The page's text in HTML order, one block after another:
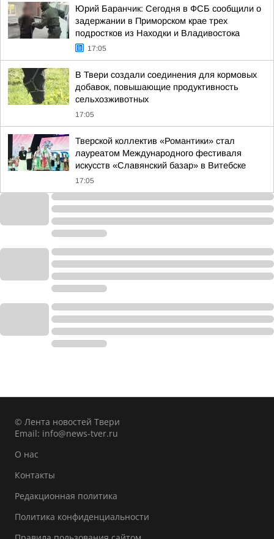
Юрий Баранчик: Сегодня в ФСБ сообщили о
задержании в Приморском крае трех
подростков из Находки и Владивостока
17:05
В Твери создали соединения для кормовых
добавок, повышающие продуктивность
сельхозживотных
17:05
Тверской коллектив «Романтики» стал
лауреатом Международного фестиваля
искусств «Славянский базар» в Витебске
17:05
© Лента новостей Твери
Email: info@news-tver.ru
О нас
Контакты
Редакционная политика
Политика конфиденциальности